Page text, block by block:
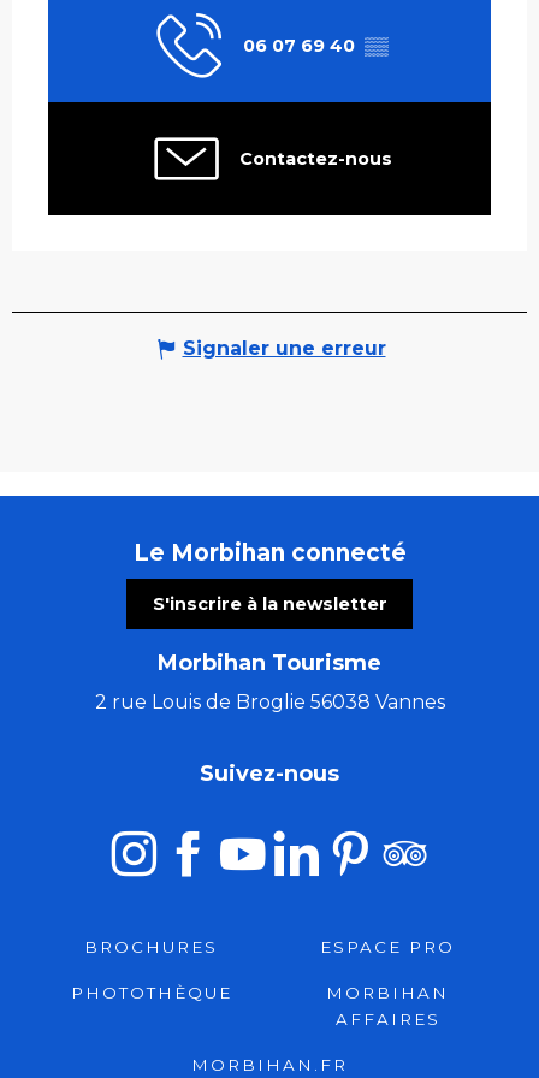
06 07 69 40 ▒▒
Contactez-nous
Signaler une erreur
Le Morbihan connecté
S'inscrire à la newsletter
Morbihan Tourisme
2 rue Louis de Broglie 56038 Vannes
Suivez-nous
BROCHURES ESPACE PRO
PHOTOTHÈQUE
MORBIHAN
AFFAIRES
MORBIHAN.FR